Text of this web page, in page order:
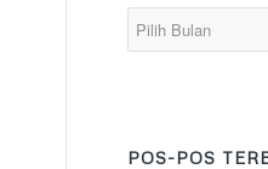
POS-POS